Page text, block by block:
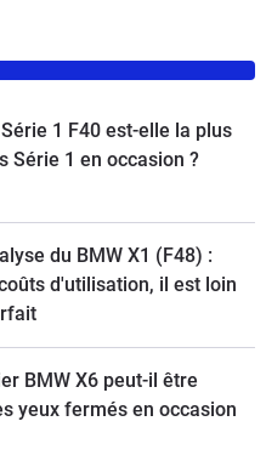
Série 1 F40 est-elle la plus
Série 1 en occasion ?
du BMW X1 (F48) :
d'utilisation, il est loin
BMW X6 peut-il être
yeux fermés en occasion